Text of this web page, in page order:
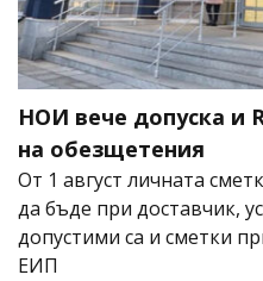
НОИ вече допуска и
на обезщетения
От 1 август личната
да бъде при доставчик,
допустими са и сметки
ЕИП